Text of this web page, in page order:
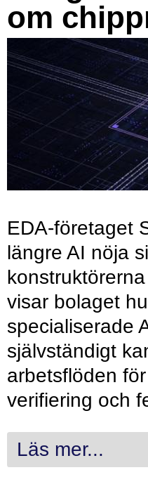
om
EDA-företaget
längre AI nöja
visar bolaget
specialiserade
självständigt
arbetsflöden
verifiering och
Läs mer...